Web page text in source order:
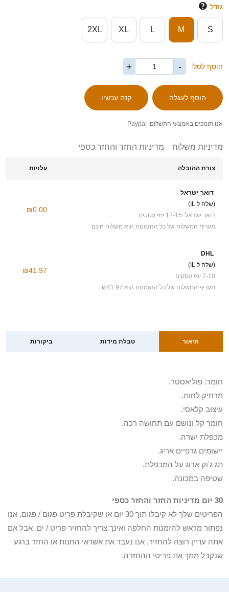
גודל
S
M
L
XL
2XL
הוסף לסל: -
+
אנו תומכים באמצעי התשלום: Paypal
מדיניות משלוח מדיניות החזר והחזר כספי
צורת ההובלה עלויות
דואר ישראל
(שלח ל IL)
דואר ישראל: 12-15 ימי עסקים
תעריף המשלוח של כל ההזמנות הוא משלוח חינם
₪0.00
DHL
(שלח ל IL)
7-10 ימי עסקים
תעריף המשלוח של כל ההזמנות הוא ₪41.97
₪41.97
תיאור טבלת מידות ביקורות
חומר: פוליאסטר.
מרחיק לחות.
עיצוב קלאסי.
חומר קל ונושם עם תחושה רכה.
מכפלת ישרה.
יישומים גרפיים אריג.
תג ג'וק ארוג על המכפלת.
שטיפה במכונה.
30 יום מדיניות החזר והחזר כספי
הפריטים שלך לא קיבלו תוך 30 יום או שקיבלת פריט פגום / פגום, אנו
נפתור מראש להזמנות החלפה ואינך צריך להחזיר פריט / ים. אבל אם
אתה עדיין רוצה להחזיר, אנו נעבד את אשראי החנות או החזר ברגע
שנקבל ממך את פריטי ההחזרה.